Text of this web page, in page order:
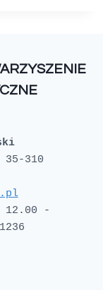
310
12.00 -